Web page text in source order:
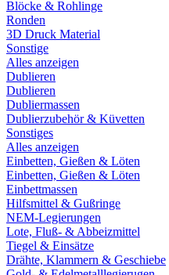
Blöcke & Rohlinge
Ronden
3D Druck Material
Sonstige
Alles anzeigen
Dublieren
Dublieren
Dubliermassen
Dublierzubehör & Küvetten
Sonstiges
Alles anzeigen
Einbetten, Gießen & Löten
Einbetten, Gießen & Löten
Einbettmassen
Hilfsmittel & Gußringe
NEM-Legierungen
Lote, Fluß- & Abbeizmittel
Tiegel & Einsätze
Drähte, Klammern & Geschiebe